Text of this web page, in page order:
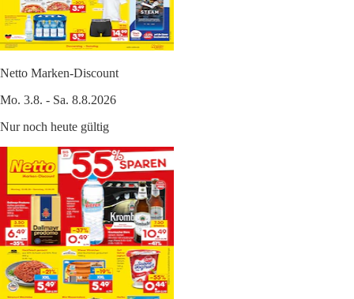
Netto Marken-Discount
Mo. 3.8. - Sa. 8.8.2026
Nur noch heute gültig